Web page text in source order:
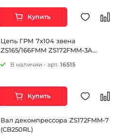
Купить
Цепь ГРМ 7x104 звена
ZS165/166FMM ZS172FMM-3A
ZS174MN-3 (CBS300) ZS170MM-2
В наличии - арт.16515
Купить
Вал декомпрессора ZS172FMM-7
(CB250RL)